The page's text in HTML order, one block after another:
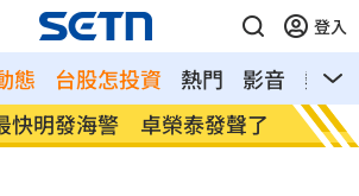
登入
態 台股怎投資 熱門 影音
熱搜
戲拚了 戒酒半年狂操肌肉
慈濟
警」